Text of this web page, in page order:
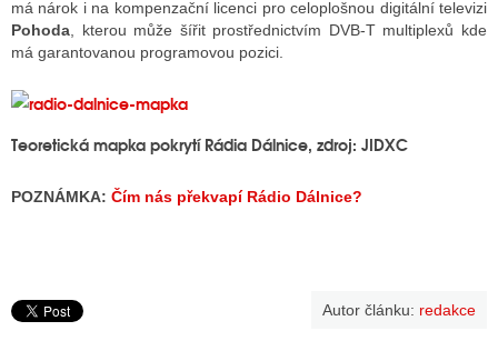
INTERNET
RÁDIA
STRÁNKY RÁDIÍ
STRÁNKY TV
má nárok i na kompenzační licenci pro celoplošnou digitální televizi
Pohoda , kterou může šířit prostřednictvím DVB-T multiplexů kde
má garantovanou programovou pozici.
Teoretická mapka pokrytí Rádia Dálnice, zdroj: JIDXC
POZNÁMKA: Čím nás překvapí Rádio Dálnice?
Autor článku: redakce